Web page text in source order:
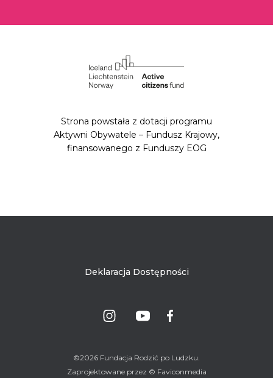
Strona powstała z dotacji programu
Aktywni Obywatele – Fundusz Krajowy,
finansowanego z Funduszy EOG
Deklaracja Dostępności
©2026 Fundacja Rodzić po Ludzku.
Zaprojektowane przez © Faviconmedia